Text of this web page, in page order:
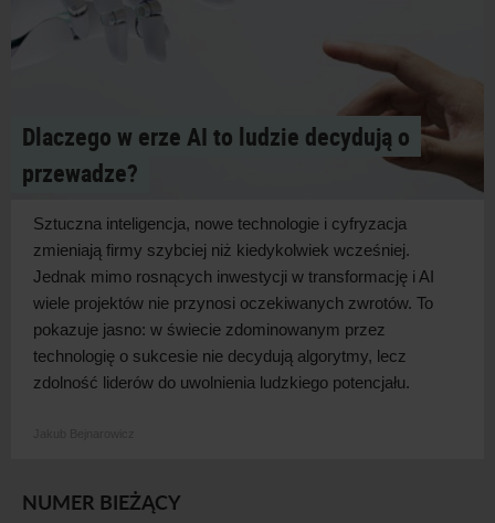
Dlaczego w erze AI to ludzie decydują o
przewadze?
Sztuczna inteligencja, nowe technologie i cyfryzacja
zmieniają firmy szybciej niż kiedykolwiek wcześniej.
Jednak mimo rosnących inwestycji w transformację i AI
wiele projektów nie przynosi oczekiwanych zwrotów. To
pokazuje jasno: w świecie zdominowanym przez
technologię o sukcesie nie decydują algorytmy, lecz
zdolność liderów do uwolnienia ludzkiego potencjału.
NUMER BIEŻĄCY